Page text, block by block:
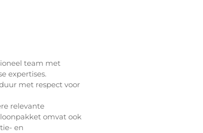
team met
expertises.
met respect voor
relevante
omvat ook
en